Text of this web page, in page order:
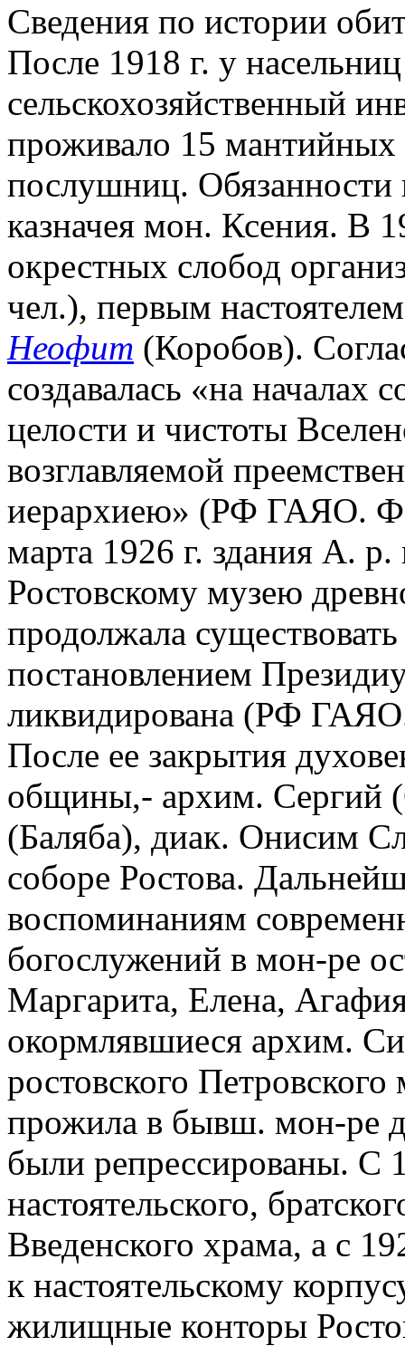
Сведения по истории
После 1918 г. у
сельскохозяйственный
проживало 15
послушниц. Обязанности
казначея мон. Ксения. В
окрестных слобод
чел.), первым
Неофит (Коробов).
создавалась «на началах
целости и чистоты
возглавляемой
иерархиею» (РФ ГАЯО.
марта 1926 г. здания А.
Ростовскому музею
продолжала
постановлением
ликвидирована (РФ
После ее закрытия
общины,- архим. Сергий
(Баляба), диак. Онисим
соборе Ростова.
воспоминаниям
богослужений в мон-ре
Маргарита, Елена,
окормлявшиеся архим.
ростовского
прожила в бывш. мон-ре
были репрессированы. С
настоятельского,
Введенского храма, а с
к настоятельскому
жилищные конторы